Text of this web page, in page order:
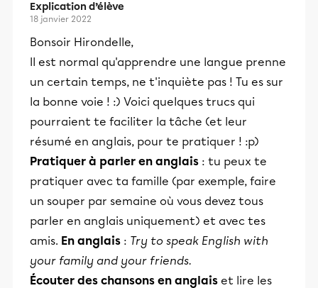
Explication d’élève
18 janvier 2022
Bonsoir Hirondelle,
Il est normal qu'apprendre une langue prenne
un certain temps, ne t'inquiète pas ! Tu es sur
la bonne voie ! :) Voici quelques trucs qui
pourraient te faciliter la tâche (et leur
résumé en anglais, pour te pratiquer ! :p)
Pratiquer à parler en anglais : tu peux te
pratiquer avec ta famille (par exemple, faire
un souper par semaine où vous devez tous
parler en anglais uniquement) et avec tes
amis. En anglais : Try to speak English with
your family and your friends.
Écouter des chansons en anglais et lire les